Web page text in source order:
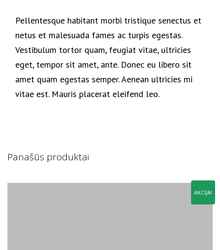
Pellentesque habitant morbi tristique senectus et
netus et malesuada fames ac turpis egestas.
Vestibulum tortor quam, feugiat vitae, ultricies
eget, tempor sit amet, ante. Donec eu libero sit
amet quam egestas semper. Aenean ultricies mi
vitae est. Mauris placerat eleifend leo.
Panašūs produktai
AKCIJA!